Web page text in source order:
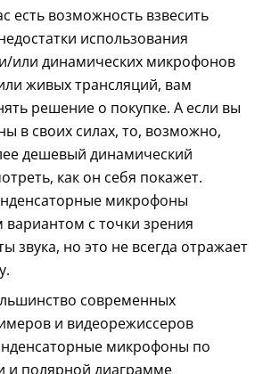
есть возможность взвесить
использования
или динамических микрофонов
живых трансляций, вам
решение о покупке. А если вы
в своих силах, то, возможно,
дешевый динамический
как он себя покажет.
микрофоны
с точки зрения
звука, но это не всегда отражает
современных
и видеорежиссеров
микрофоны по
и полярной диаграмме